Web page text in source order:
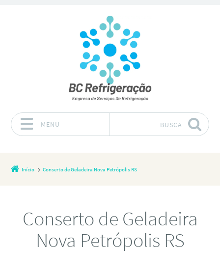
MENU BUSCA
Início Conserto de Geladeira Nova Petrópolis RS
Conserto de Geladeira
Nova Petrópolis RS